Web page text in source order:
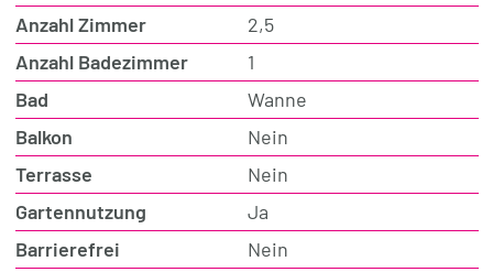
Anzahl Zimmer
2,5
Anzahl Badezimmer
1
Bad
Wanne
Balkon
Nein
Terrasse
Nein
Gartennutzung
Ja
Barrierefrei
Nein